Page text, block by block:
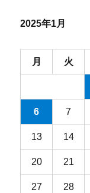
ブ
2025年1月
月 火
6 7
13 14
20 21
27 28